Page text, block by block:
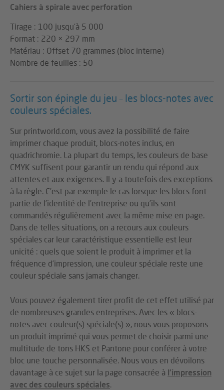
Cahiers à spirale avec perforation
Tirage : 100 jusqu’à 5 000
Format : 220 × 297 mm
Matériau : Offset 70 grammes (bloc interne)
Nombre de feuilles : 50
Sortir son épingle du jeu – les blocs-notes avec
couleurs spéciales.
Sur printworld.com, vous avez la possibilité de faire
imprimer chaque produit, blocs-notes inclus, en
quadrichromie. La plupart du temps, les couleurs de base
CMYK suffisent pour garantir un rendu qui répond aux
attentes et aux exigences. Il y a toutefois des exceptions
à la règle. C’est par exemple le cas lorsque les blocs font
partie de l’identité de l’entreprise ou qu’ils sont
commandés régulièrement avec la même mise en page.
Dans de telles situations, on a recours aux couleurs
spéciales car leur caractéristique essentielle est leur
unicité : quels que soient le produit à imprimer et la
fréquence d’impression, une couleur spéciale reste une
couleur spéciale sans jamais changer.
Vous pouvez également tirer profit de cet effet utilisé par
de nombreuses grandes entreprises. Avec les « blocs-
notes avec couleur(s) spéciale(s) », nous vous proposons
un produit imprimé qui vous permet de choisir parmi une
multitude de tons HKS et Pantone pour conférer à votre
bloc une touche personnalisée. Nous vous en dévoilons
davantage à ce sujet sur la page consacrée à l'impression
avec des couleurs spéciales.